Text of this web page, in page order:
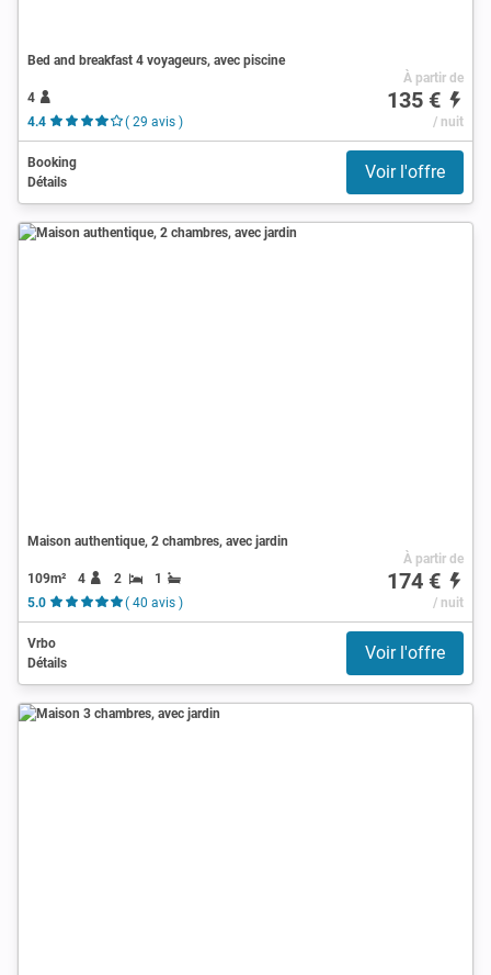
Bed and breakfast 4 voyageurs, avec piscine
4
4.4
( 29 avis )
À partir de
135 €
/ nuit
Booking
Détails
Voir l'offre
Maison authentique, 2 chambres, avec jardin
109m² 4 2
1
5.0
( 40 avis )
À partir de
174 €
/ nuit
Vrbo
Détails
Voir l'offre